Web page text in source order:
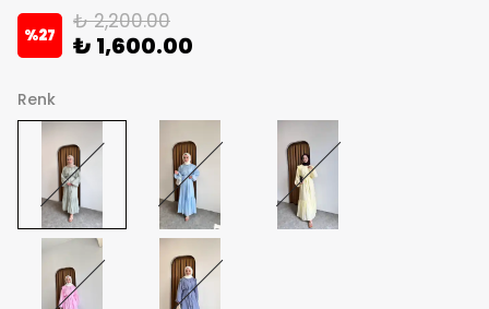
%27
₺ 2,200.00
₺ 1,600.00
Renk